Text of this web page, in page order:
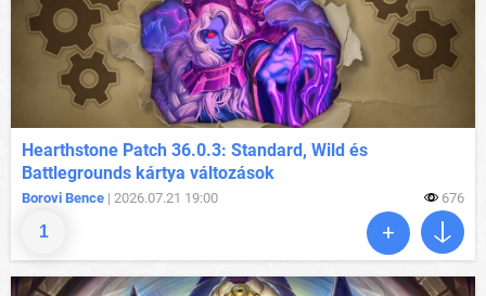
1
Hearthstone Patch 36.0.3: Standard, Wild és
Battlegrounds kártya változások
Borovi Bence | 2026.07.21 19:00 676